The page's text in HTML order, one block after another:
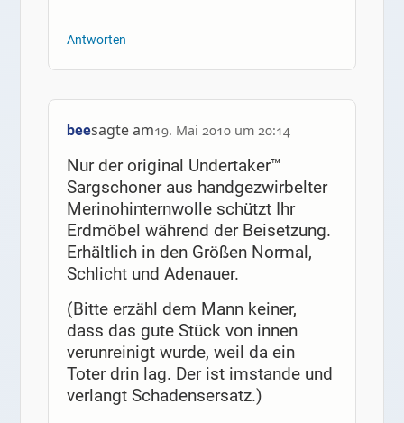
Antworten
beesagte am19. Mai 2010 um 20:14
Nur der original Undertaker™
Sargschoner aus handgezwirbelter
Merinohinternwolle schützt Ihr
Erdmöbel während der Beisetzung.
Erhältlich in den Größen Normal,
Schlicht und Adenauer.
(Bitte erzähl dem Mann keiner,
dass das gute Stück von innen
verunreinigt wurde, weil da ein
Toter drin lag. Der ist imstande und
verlangt Schadensersatz.)